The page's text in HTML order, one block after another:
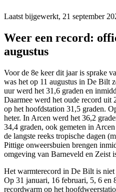
Laatst bijgewerkt, 21 september
Weer een record:
augustus
Voor de 8e keer dit jaar is sprake
was het op 11 augustus in De Bilt
uur werd het 31,6 graden en
Daarmee werd het oude record uit
op het hoofdstation 31,5 graden.
heter. In Arcen werd het 36,2
34,4 graden, ook gemeten in
de langste reeks tropische dagen
Pittige onweersbuien brengen
omgeving van Barneveld en Zeist
Het warmterecord in De Bilt is niet
Op 31 januari, 16 februari, 5, 6 en
recordwarm op het